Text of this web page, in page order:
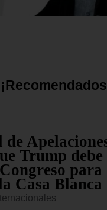
¡Recomend ad os
Trump
para
Casa Blanca